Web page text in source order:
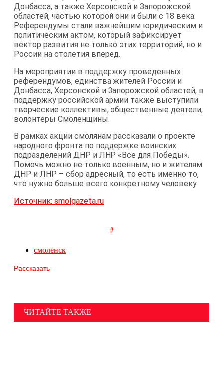
Донбасса, а также Херсонской и Запорожской
областей, частью которой они и были с 18 века.
Референдумы стали важнейшим юридическим и
политическим актом, который зафиксирует
вектор развития не только этих территорий, но и
России на столетия вперед.
На мероприятии в поддержку проведенных
референдумов, единства жителей России и
Донбасса, Херсонской и Запорожской областей, в
поддержку российской армии также выступили
творческие коллективы, общественные деятели,
волонтеры Смоленщины.
В рамках акции смолянам рассказали о проекте
народного фронта по поддержке воинских
подразделений ДНР и ЛНР «Все для Победы».
Помочь можно не только военным, но и жителям
ДНР и ЛНР – сбор адресный, то есть именно то,
что нужно больше всего конкретному человеку.
Источник: smolgazeta.ru
#
смоленск
Рассказать
ЧИТАЙТЕ ТАКЖЕ